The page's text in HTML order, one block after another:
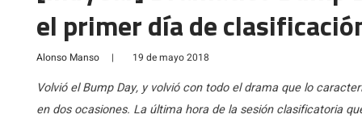
el primer día de
Alonso Manso | 19 de mayo 2018
Volvió el Bump Day, y volvió con todo el drama que lo
en dos ocasiones. La última hora de la sesión clasificatoria